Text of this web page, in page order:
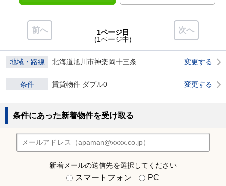
前へ 次へ
1ページ目
(1ページ中)
地域・路線 北海道旭川市神楽岡十三条 変更する
条件 賃貸物件 ダブル0 変更する
条件にあった新着物件を受け取る
新着メールの送信先を選択してください
スマートフォン PC